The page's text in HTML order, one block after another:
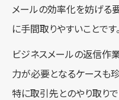
メールの効率化を妨げる
に手間取りやすいことです。
ビジネスメールの返信作
力が必要となるケースも珍
特に取引先とのやり取り